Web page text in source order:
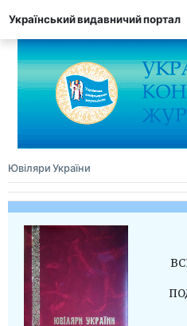
Український видавничий портал
Ювіляри України